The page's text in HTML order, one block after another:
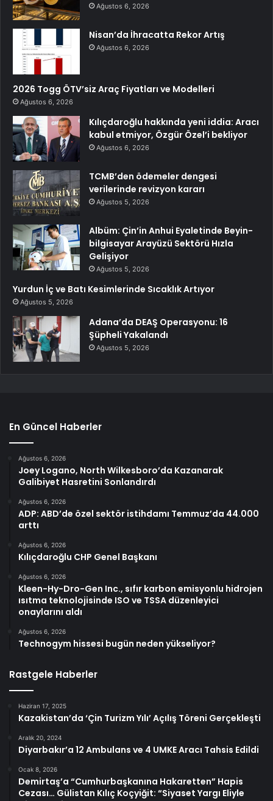
Ağustos 6, 2026
Nisan’da İhracatta Rekor Artış
Ağustos 6, 2026
2026 Togg ÖTV’siz Araç Fiyatları ve Modelleri
Ağustos 6, 2026
Kılıçdaroğlu hakkında yeni iddia: Aracı
kabul etmiyor, Özgür Özel’i bekliyor
Ağustos 6, 2026
TCMB’den ödemeler dengesi
verilerinde revizyon kararı
Ağustos 5, 2026
Albüm: Çin’in Anhui Eyaletinde Beyin-
bilgisayar Arayüzü Sektörü Hızla
Gelişiyor
Ağustos 5, 2026
Yurdun İç ve Batı Kesimlerinde Sıcaklık Artıyor
Ağustos 5, 2026
Adana’da DEAŞ Operasyonu: 16
Şüpheli Yakalandı
Ağustos 5, 2026
En Güncel Haberler
Ağustos 6, 2026
Joey Logano, North Wilkesboro’da Kazanarak
Galibiyet Hasretini Sonlandırdı
Ağustos 6, 2026
ADP: ABD’de özel sektör istihdamı Temmuz’da 44.000
arttı
Ağustos 6, 2026
Kılıçdaroğlu CHP Genel Başkanı
Ağustos 6, 2026
Kleen-Hy-Dro-Gen Inc., sıfır karbon emisyonlu hidrojen
ısıtma teknolojisinde ISO ve TSSA düzenleyici
onaylarını aldı
Ağustos 6, 2026
Technogym hissesi bugün neden yükseliyor?
Rastgele Haberler
Haziran 17, 2025
Kazakistan’da ‘Çin Turizm Yılı’ Açılış Töreni Gerçekleşti
Aralık 20, 2024
Diyarbakır’a 12 Ambulans ve 4 UMKE Aracı Tahsis Edildi
Ocak 8, 2026
Demirtaş’a “Cumhurbaşkanına Hakaretten” Hapis
Cezası… Gülistan Kılıç Koçyiğit: “Siyaset Yargı Eliyle